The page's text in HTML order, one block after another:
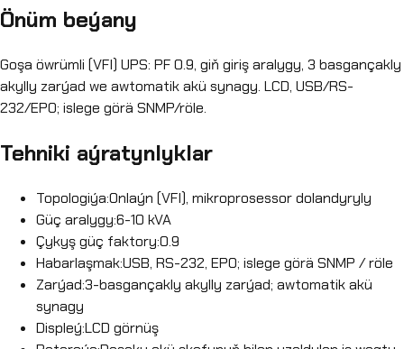
Önüm beýany
Goşa öwrümli (VFI) UPS: PF 0.9, giň giriş aralygy, 3 basgançakly
akylly zarýad we awtomatik akü synagy. LCD, USB/RS-
232/EPO; islege görä SNMP/röle.
Tehniki aýratynlyklar
Topologiýa:Onlaýn (VFI), mikroprosessor dolandyryly
Güç aralygy:6-10 kVA
Çykyş güç faktory:0.9
Habarlaşmak:USB, RS-232, EPO; islege görä SNMP / röle
Zarýad:3-basgançakly akylly zarýad; awtomatik akü
synagy
Displeý:LCD görnüş